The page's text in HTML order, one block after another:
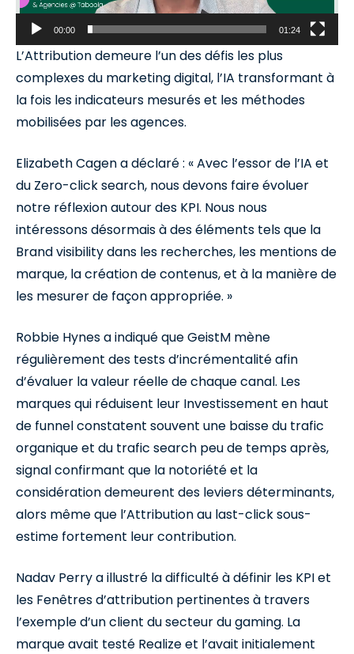
00:00 01:24
L’Attribution demeure l’un des défis les plus
complexes du marketing digital, l’IA transformant à
la fois les indicateurs mesurés et les méthodes
mobilisées par les agences.
Elizabeth Cagen a déclaré : « Avec l’essor de l’IA et
du Zero-click search, nous devons faire évoluer
notre réflexion autour des KPI. Nous nous
intéressons désormais à des éléments tels que la
Brand visibility dans les recherches, les mentions de
marque, la création de contenus, et à la manière de
les mesurer de façon appropriée. »
Robbie Hynes a indiqué que GeistM mène
régulièrement des tests d’incrémentalité afin
d’évaluer la valeur réelle de chaque canal. Les
marques qui réduisent leur Investissement en haut
de funnel constatent souvent une baisse du trafic
organique et du trafic search peu de temps après,
signal confirmant que la notoriété et la
considération demeurent des leviers déterminants,
alors même que l’Attribution au last-click sous-
estime fortement leur contribution.
Nadav Perry a illustré la difficulté à définir les KPI et
les Fenêtres d’attribution pertinentes à travers
l’exemple d’un client du secteur du gaming. La
marque avait testé Realize et l’avait initialement